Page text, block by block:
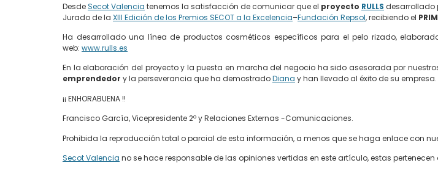
DesdeSecot Valencia tenemos la satisfacción de comunicar que el proyecto RULLS desarrollado
Jurado de la XIII Edición de los Premios SECOT a la Excelencia–Fundación Repsol, recibiendo el
Ha desarrollado una línea de productos cosméticos específicos para el pelo rizado,
web: www.rulls.es
En la elaboración del proyecto y la puesta en marcha del negocio ha sido asesorada por
emprendedor y la perseverancia que ha demostradoDiana y han llevado al éxito de su empresa.
¡¡ ENHORABUENA !!
Francisco García, Vicepresidente 2º y Relaciones Externas -Comunicaciones.
Prohibida la reproducción total o parcial de esta información, a menos que se haga enlace con
Secot Valencia no se hace responsable de las opiniones vertidas en este artículo, estas